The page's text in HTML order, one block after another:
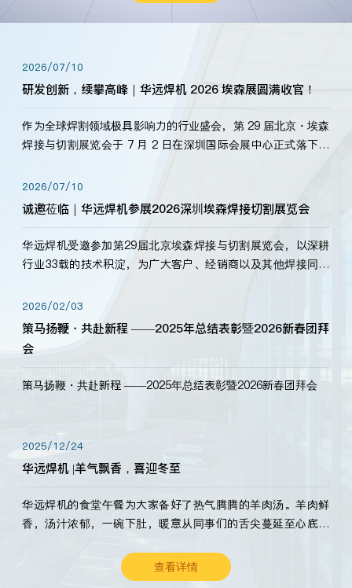
2026/07/10
研发创新，续攀高峰｜华远焊机 2026 埃森展圆满收官！
作为全球焊割领域极具影响力的行业盛会，第 29 届北京・埃森
焊接与切割展览会于 7 月 2 日在深圳国际会展中心正式落下帷
标准，持之以恒研发新产品、新技术。新老客户、行业伙伴、
海内外客户为目睹公司发布的新产…
2026/07/10
诚邀莅临｜华远焊机参展2026深圳埃森焊接切割展览会
华远焊机受邀参加第29届北京埃森焊接与切割展览会，以深耕
行业33载的技术积淀，为广大客户、经销商以及其他焊接同仁
2026/02/03
策马扬鞭・共赴新程 ——2025年总结表彰暨2026新春团拜
会
策马扬鞭・共赴新程 ——2025年总结表彰暨2026新春团拜会
2025/12/24
华远焊机 |羊气飘香，喜迎冬至
华远焊机的食堂午餐为大家备好了热气腾腾的羊肉汤。羊肉鲜
香，汤汁浓郁，一碗下肚，暖意从同事们的舌尖蔓延至心底。
查看详情